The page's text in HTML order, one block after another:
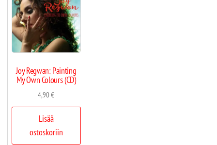
Joy Regwan: Painting
My Own Colours (CD)
4,90€
Lisää
ostoskoriin